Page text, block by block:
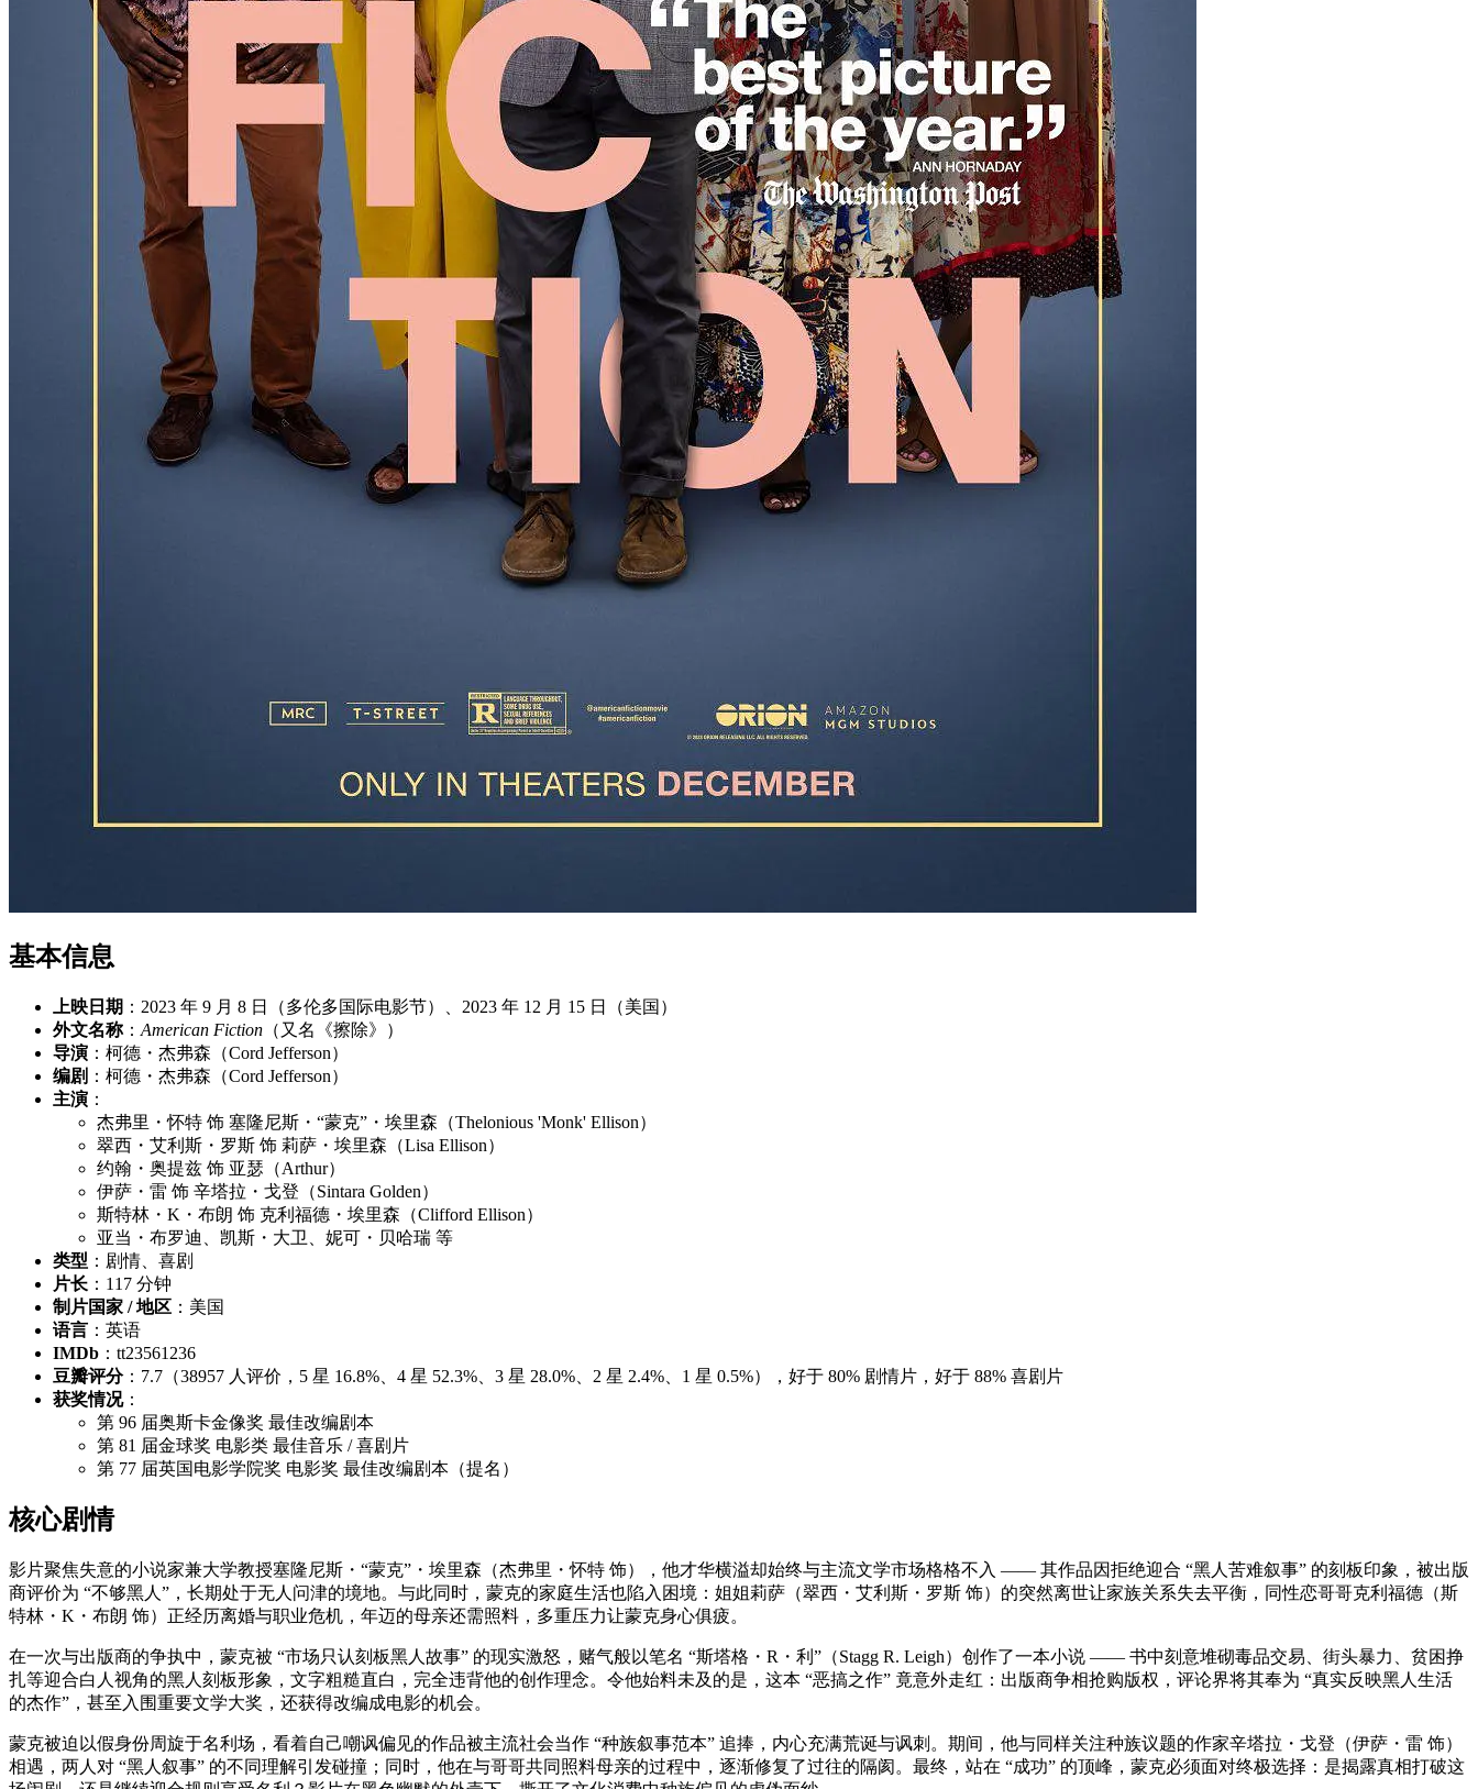
基本信息
上映日期 ：2023 年 9 月 8 日（多伦多国际电影节）、2023 年 12 月 15 日（美国）
外文名称： American Fiction （又名《擦除》）
导演 ：柯德・杰弗森（Cord Jefferson）
编剧 ：柯德・杰弗森（Cord Jefferson）
主演 ：
杰弗里・怀特 饰 塞隆尼斯・“蒙克”・埃里森（Thelonious 'Monk' Ellison）
翠西・艾利斯・罗斯 饰 莉萨・埃里森（Lisa Ellison）
约翰・奥提兹 饰 亚瑟（Arthur）
伊萨・雷 饰 辛塔拉・戈登（Sintara Golden）
斯特林・K・布朗 饰 克利福德・埃里森（Clifford Ellison）
亚当・布罗迪、凯斯・大卫、妮可・贝哈瑞 等
类型 ：剧情、喜剧
片长 ：117 分钟
制片国家 / 地区 ：美国
语言 ：英语
IMDb ：tt23561236
豆瓣评分：7.7（38957 人评价，5 星 16.8%、4 星 52.3%、3 星 28.0%、2 星 2.4%、1 星 0.5%），好于 80% 剧情片，好于 88% 喜剧片
获奖情况：
第 96 届奥斯卡金像奖 最佳改编剧本
第 81 届金球奖 电影类 最佳音乐 / 喜剧片
第 77 届英国电影学院奖 电影奖 最佳改编剧本（提名）
核心剧情
影片聚焦失意的小说家兼大学教授塞隆尼斯・“蒙克”・埃里森（杰弗里・怀特 饰），他才华横溢却始终与主流文学市场格格不入 —— 其作品因拒绝迎合 “黑人苦难叙事” 的刻板印象，被出版
商评价为 “不够黑人”，长期处于无人问津的境地。与此同时，蒙克的家庭生活也陷入困境：姐姐莉萨（翠西・艾利斯・罗斯 饰）的突然离世让家族关系失去平衡，同性恋哥哥克利福德（斯
特林・K・布朗 饰）正经历离婚与职业危机，年迈的母亲还需照料，多重压力让蒙克身心俱疲。
在一次与出版商的争执中，蒙克被 “市场只认刻板黑人故事” 的现实激怒，赌气般以笔名 “斯塔格・R・利”（Stagg R. Leigh）创作了一本小说 —— 书中刻意堆砌毒品交易、街头暴力、贫困挣
扎等迎合白人视角的黑人刻板形象，文字粗糙直白，完全违背他的创作理念。令他始料未及的是，这本 “恶搞之作” 竟意外走红：出版商争相抢购版权，评论界将其奉为 “真实反映黑人生活
的杰作”，甚至入围重要文学大奖，还获得改编成电影的机会。
蒙克被迫以假身份周旋于名利场，看着自己嘲讽偏见的作品被主流社会当作 “种族叙事范本” 追捧，内心充满荒诞与讽刺。期间，他与同样关注种族议题的作家辛塔拉・戈登（伊萨・雷 饰）
相遇，两人对 “黑人叙事” 的不同理解引发碰撞；同时，他在与哥哥共同照料母亲的过程中，逐渐修复了过往的隔阂。最终，站在 “成功” 的顶峰，蒙克必须面对终极选择：是揭露真相打破这